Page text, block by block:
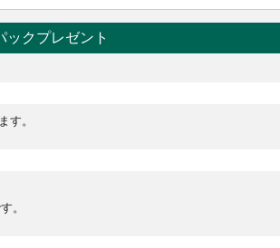
ックプレゼント
す。
。